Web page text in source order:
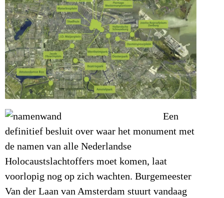
Een
definitief besluit over waar het monument met
de namen van alle Nederlandse
Holocaustslachtoffers moet komen, laat
voorlopig nog op zich wachten. Burgemeester
Van der Laan van Amsterdam stuurt vandaag